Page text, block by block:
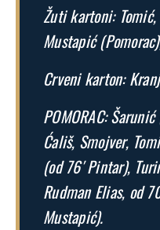
Žuti kartoni:
Mustapić
Crveni karton:
POMORAC:
Ćališ, Smojver,
(od 76′ Pintar),
Rudman Elias, od
Mustapić).